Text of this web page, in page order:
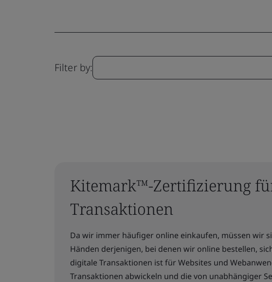
Filter by:
Kitemark™-Zertifizierung
Transaktionen
Da wir immer häufiger online einkaufen, müssen wir
Händen derjenigen, bei denen wir online bestellen,
digitale Transaktionen ist für Websites und
Transaktionen abwickeln und die von unabhängiger